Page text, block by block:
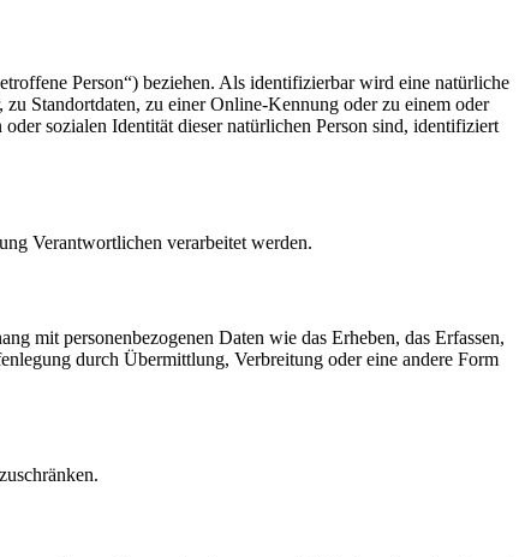
Person“) beziehen. Als identifizierbar wird eine natürliche
Standortdaten, zu einer Online-Kennung oder zu einem oder
sozialen Identität dieser natürlichen Person sind, identifiziert
Verantwortlichen verarbeitet werden.
mit personenbezogenen Daten wie das Erheben, das Erfassen,
durch Übermittlung, Verbreitung oder eine andere Form